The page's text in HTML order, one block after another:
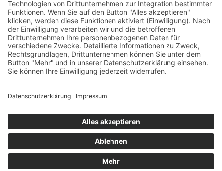
© Von Hier – Vulkaneifel | Designed by mindcopter